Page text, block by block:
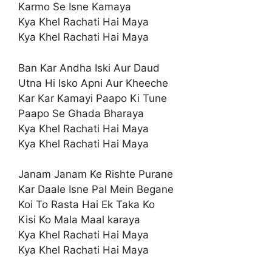
Karmo Se Isne Kamaya
Kya Khel Rachati Hai Maya
Kya Khel Rachati Hai Maya
Ban Kar Andha Iski Aur Daud
Utna Hi Isko Apni Aur Kheeche
Kar Kar Kamayi Paapo Ki Tune
Paapo Se Ghada Bharaya
Kya Khel Rachati Hai Maya
Kya Khel Rachati Hai Maya
Janam Janam Ke Rishte Purane
Kar Daale Isne Pal Mein Begane
Koi To Rasta Hai Ek Taka Ko
Kisi Ko Mala Maal karaya
Kya Khel Rachati Hai Maya
Kya Khel Rachati Hai Maya